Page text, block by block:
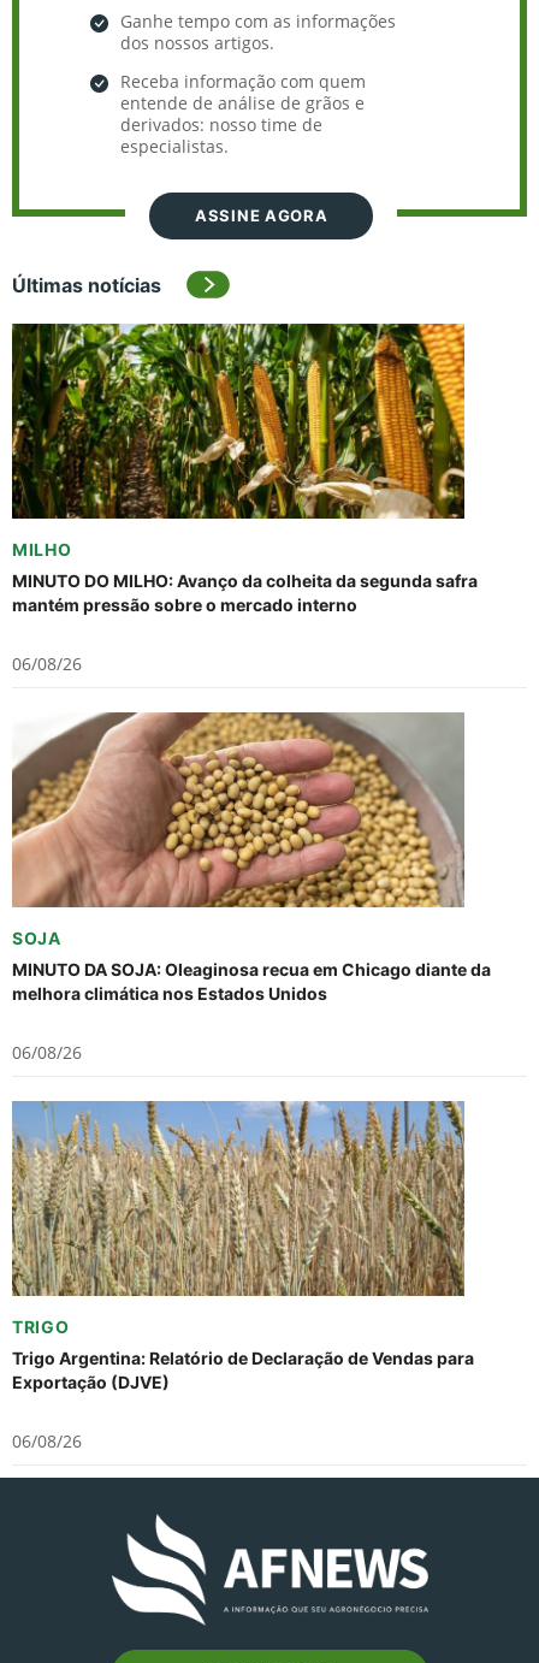
Ganhe tempo com as informações
dos nossos artigos.
Receba informação com quem
entende de análise de grãos e
derivados: nosso time de
especialistas.
ASSINE AGORA
Últimas notícias
MILHO
MINUTO DO MILHO: Avanço da colheita da segunda safra
mantém pressão sobre o mercado interno
06/08/26
SOJA
MINUTO DA SOJA: Oleaginosa recua em Chicago diante da
melhora climática nos Estados Unidos
06/08/26
TRIGO
Trigo Argentina: Relatório de Declaração de Vendas para
Exportação (DJVE)
06/08/26